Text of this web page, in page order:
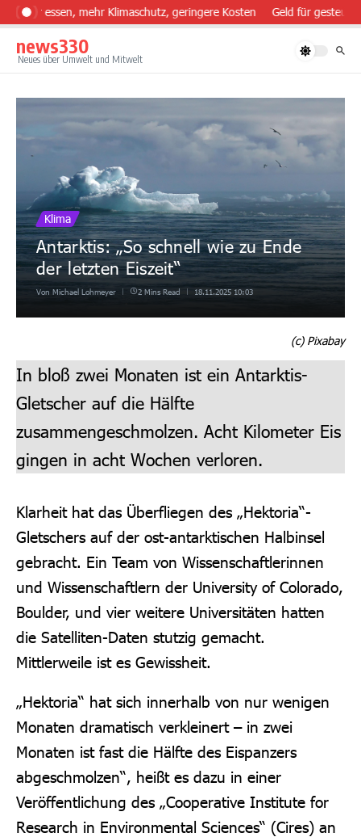
Zum Inhalt springen
essen, mehr Klimaschutz, geringere Kosten Geld für
news330
Neues über Umwelt und Mitwelt
Klima
Antarktis: „So schnell wie zu Ende
der letzten Eiszeit“
Von Michael Lohmeyer 2 Mins Read 18.11.2025 10:03
(c) Pixabay
In bloß zwei Monaten ist ein Antarktis-
Gletscher auf die Hälfte
zusammengeschmolzen. Acht Kilometer Eis
gingen in acht Wochen verloren.
Klarheit hat das Überfliegen des „Hektoria“-
Gletschers auf der ost-antarktischen Halbinsel
gebracht. Ein Team von Wissenschaftlerinnen
und Wissenschaftlern der University of Colorado,
Boulder, und vier weitere Universitäten hatten
die Satelliten-Daten stutzig gemacht.
Mittlerweile ist es Gewissheit.
„Hektoria“ hat sich innerhalb von nur wenigen
Monaten dramatisch verkleinert – in zwei
Monaten ist fast die Hälfte des Eispanzers
abgeschmolzen“, heißt es dazu in einer
Veröffentlichung des „Cooperative Institute for
Research in Environmental Sciences“ (Cires) an